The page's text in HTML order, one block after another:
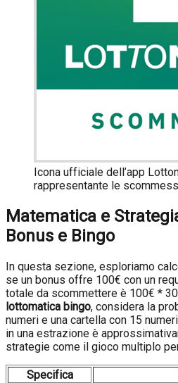
Icona ufficiale dell’app
rappresentante le
Matematica e
Bonus e Bingo
In questa sezione, esploriamo
se un bonus offre 100€ con un
totale da scommettere è 100€ *
lottomatica bingo, considera la
numeri e una cartella con 15
in una estrazione è
strategie come il gioco multiplo
Specifica